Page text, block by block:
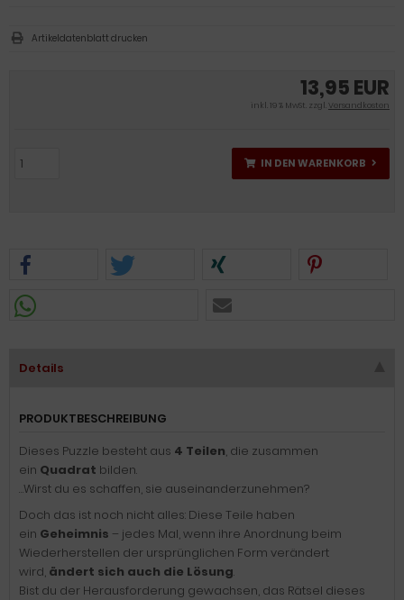
13,95 EUR
inkl. 19 % MwSt. zzgl.Versandkosten
IN DEN WARENKORB
Artikeldatenblatt drucken
Details
PRODUKTBESCHREIBUNG
Dieses Puzzle besteht aus 4 Teilen, die zusammen
ein Quadrat bilden.
…Wirst du es schaffen, sie auseinanderzunehmen?
Doch das ist noch nicht alles: Diese Teile haben
ein Geheimnis – jedes Mal, wenn ihre Anordnung beim
Wiederherstellen der ursprünglichen Form verändert
wird, ändert sich auch die Lösung.
Bist du der Herausforderung gewachsen, das Rätsel dieses